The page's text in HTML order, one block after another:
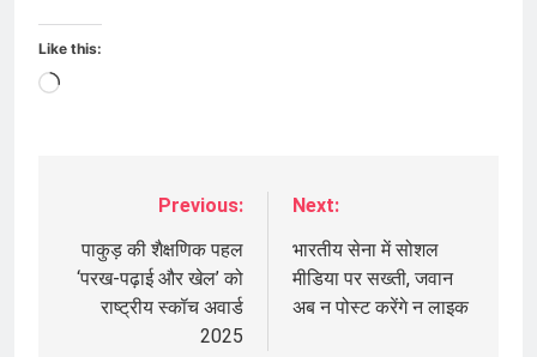
Like this:
Loading…
navigation
Previous:
पाकुड़ की शैक्षणिक पहल
‘परख-पढ़ाई और खेल’ को
राष्ट्रीय स्कॉच अवार्ड
2025
Next:
भारतीय सेना में सोशल
मीडिया पर सख्ती, जवान
अब न पोस्ट करेंगे न लाइक